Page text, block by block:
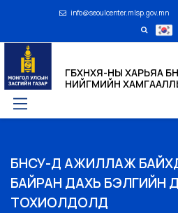
info@seoulcenter.mlsp.gov.mn
ГБХНХЯ-НЫ ХАРЬЯА
НИЙГМИЙН
БНСУ-Д АЖИЛЛАЖ
БАЙРАН ДАХЬ БЭЛГИЙН
ТОХИОЛДОЛД